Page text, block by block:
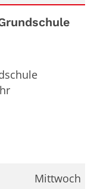
Mittwoch